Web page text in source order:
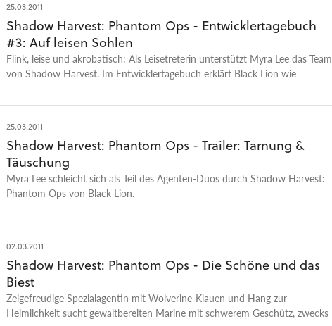
25.03.2011
Shadow Harvest: Phantom Ops - Entwicklertagebuch
#3: Auf leisen Sohlen
Flink, leise und akrobatisch: Als Leisetreterin unterstützt Myra Lee das Team
von Shadow Harvest. Im Entwicklertagebuch erklärt Black Lion wie
25.03.2011
Shadow Harvest: Phantom Ops - Trailer: Tarnung &
Täuschung
Myra Lee schleicht sich als Teil des Agenten-Duos durch Shadow Harvest:
Phantom Ops von Black Lion.
02.03.2011
Shadow Harvest: Phantom Ops - Die Schöne und das
Biest
Zeigefreudige Spezialagentin mit Wolverine-Klauen und Hang zur
Heimlichkeit sucht gewaltbereiten Marine mit schwerem Geschütz, zwecks